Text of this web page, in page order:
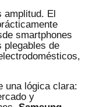
amplitud. El
smartphones
plegables de
una lógica clara:
y